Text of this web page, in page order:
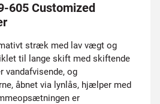
605 Customized
stræk med lav vægt og
til lange skift med skiftende
vandafvisende, og
åbnet via lynlås, hjælper med
er